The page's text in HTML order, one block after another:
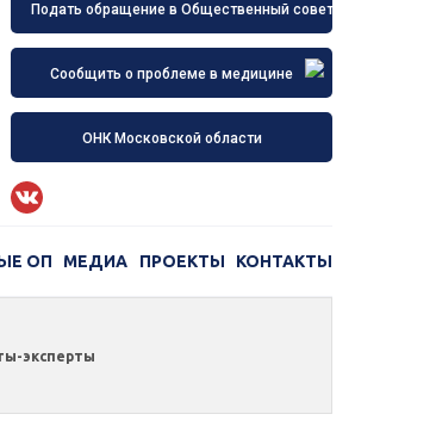
Подать обращение в Общественный совет
Сообщить о проблеме в медицине
ОНК Московской области
ОП МЕДИА ПРОЕКТЫ КОНТАКТЫ
эксперты